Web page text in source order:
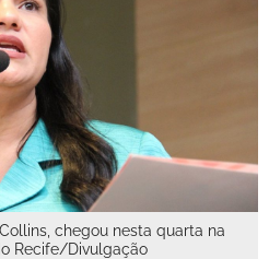
chegou nesta quarta na
Recife/Divulgação